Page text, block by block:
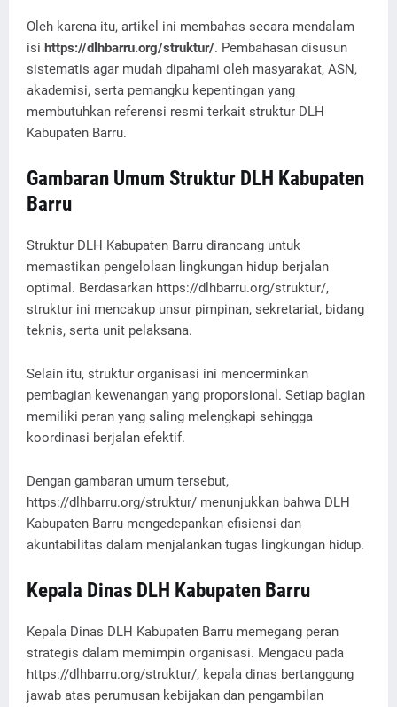
Oleh karena itu, artikel ini membahas secara mendalam
isi https://dlhbarru.org/struktur/. Pembahasan disusun
sistematis agar mudah dipahami oleh masyarakat, ASN,
akademisi, serta pemangku kepentingan yang
membutuhkan referensi resmi terkait struktur DLH
Kabupaten Barru.
Gambaran Umum Struktur DLH Kabupaten
Barru
Struktur DLH Kabupaten Barru dirancang untuk
memastikan pengelolaan lingkungan hidup berjalan
optimal. Berdasarkan https://dlhbarru.org/struktur/,
struktur ini mencakup unsur pimpinan, sekretariat, bidang
teknis, serta unit pelaksana.
Selain itu, struktur organisasi ini mencerminkan
pembagian kewenangan yang proporsional. Setiap bagian
memiliki peran yang saling melengkapi sehingga
koordinasi berjalan efektif.
Dengan gambaran umum tersebut,
https://dlhbarru.org/struktur/ menunjukkan bahwa DLH
Kabupaten Barru mengedepankan efisiensi dan
akuntabilitas dalam menjalankan tugas lingkungan hidup.
Kepala Dinas DLH Kabupaten Barru
Kepala Dinas DLH Kabupaten Barru memegang peran
strategis dalam memimpin organisasi. Mengacu pada
https://dlhbarru.org/struktur/, kepala dinas bertanggung
jawab atas perumusan kebijakan dan pengambilan